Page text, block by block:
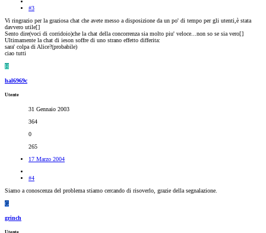
#3
Vi ringrazio per la graziosa chat che avete messo a disposizione da un po' di tempo per gli utenti,è stata
davvero utile[]
Sento dire(voci di corridoio)che la chat della concorrenza sia molto piu' veloce...non so se sia vero[]
Ultimamente la chat di ieson soffre di uno strano effetto differita:
sara' colpa di Alice?(probabile)
ciao tutti
H
hal6969c
Utente
31 Gennaio 2003
364
0
265
17 Marzo 2004
#4
Siamo a conoscenza del problema stiamo cercando di risoverlo, grazie della segnalazione.
G
grinch